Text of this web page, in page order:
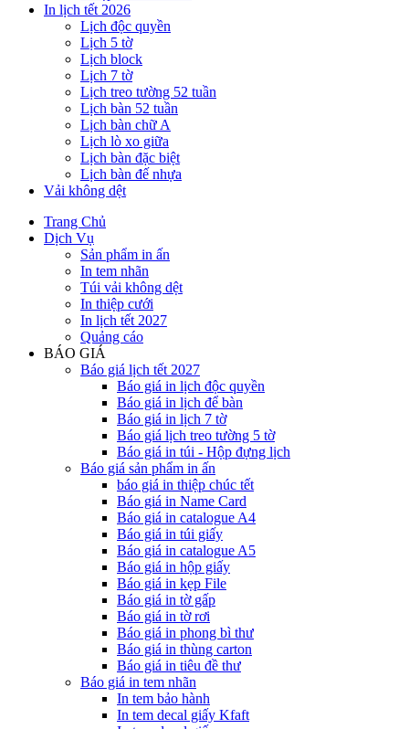
In lịch tết 2026
Lịch độc quyền
Lịch 5 tờ
Lịch block
Lịch 7 tờ
Lịch treo tường 52 tuần
Lịch bàn 52 tuần
Lịch bàn chữ A
Lịch lò xo giữa
Lịch bàn đặc biệt
Lịch bàn đế nhựa
Vải không dệt
Trang Chủ
Dịch Vụ
Sản phẩm in ấn
In tem nhãn
Túi vải không dệt
In thiệp cưới
In lịch tết 2027
Quảng cáo
BÁO GIÁ
Báo giá lịch tết 2027
Báo giá in lịch độc quyền
Báo giá in lịch để bàn
Báo giá in lịch 7 tờ
Báo giá lịch treo tường 5 tờ
Báo giá in túi - Hộp đựng lịch
Báo giá sản phẩm in ấn
báo giá in thiệp chúc tết
Báo giá in Name Card
Báo giá in catalogue A4
Báo giá in túi giấy
Báo giá in catalogue A5
Báo giá in hộp giấy
Báo giá in kẹp File
Báo giá in tờ gấp
Báo giá in tờ rơi
Báo giá in phong bì thư
Báo giá in thùng carton
Báo giá in tiêu đề thư
Báo giá in tem nhãn
In tem bảo hành
In tem decal giấy Kfaft